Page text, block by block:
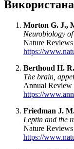
Використана
Morton G. J.,
Neurobiology
Nature
https://
Berthoud H.
The brain,
Annual Review
https://
Friedman J.
Leptin and the
Nature
https://